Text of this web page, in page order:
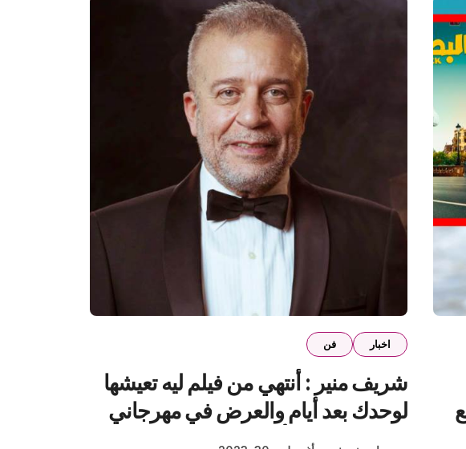
اخبار فن
شريف منير : أنتهي من فيلم ليه تعيشها
لوحدك بعد أيام والعرض في مهرجاني
الجونة والبحر الأحمر